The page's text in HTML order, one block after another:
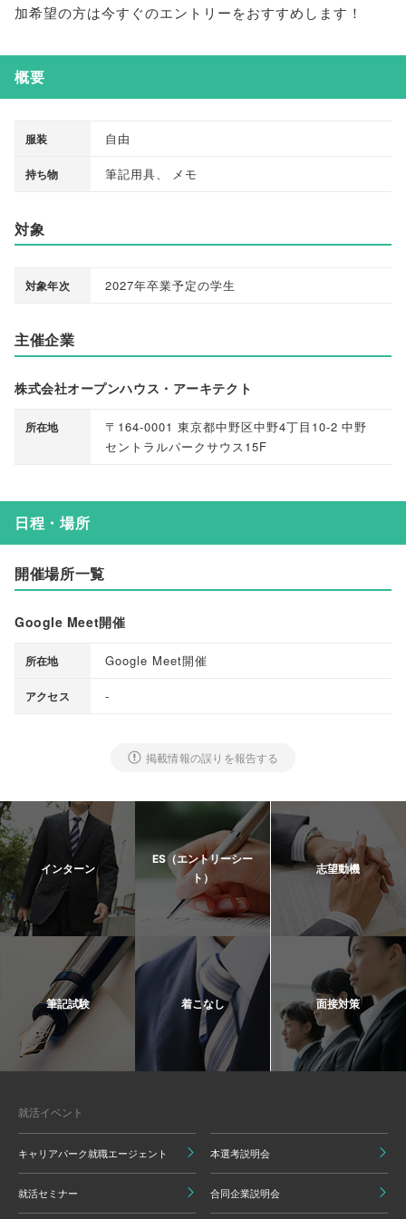
加希望の方は今すぐのエントリーをおすすめします！
概要
服装 自由
持ち物 筆記用具、 メモ
対象
対象年次 2027年卒業予定の学生
主催企業
株式会社オープンハウス・アーキテクト
所在地
〒164-0001 東京都中野区中野4丁目10-2 中野
セントラルパークサウス15F
日程・場所
開催場所一覧
Google Meet開催
所在地 Google Meet開催
アクセス -
掲載情報の誤りを報告する
インターン
ES（エントリーシー
ト）
志望動機
筆記試験 着こなし 面接対策
就活イベント
キャリアパーク就職エージェント 本選考説明会
就活セミナー 合同企業説明会